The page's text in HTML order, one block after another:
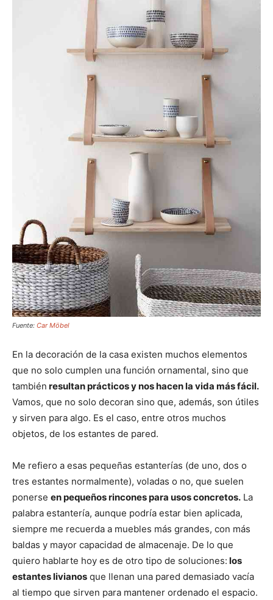
Fuente: Car Möbel
En la decoración de la casa existen muchos elementos
que no solo cumplen una función ornamental, sino que
también resultan prácticos y nos hacen la vida más fácil.
Vamos, que no solo decoran sino que, además, son útiles
y sirven para algo. Es el caso, entre otros muchos
objetos, de los estantes de pared.
Me refiero a esas pequeñas estanterías (de uno, dos o
tres estantes normalmente), voladas o no, que suelen
ponerse en pequeños rincones para usos concretos. La
palabra estantería, aunque podría estar bien aplicada,
siempre me recuerda a muebles más grandes, con más
baldas y mayor capacidad de almacenaje. De lo que
quiero hablarte hoy es de otro tipo de soluciones: los
estantes livianos que llenan una pared demasiado vacía
al tiempo que sirven para mantener ordenado el espacio.